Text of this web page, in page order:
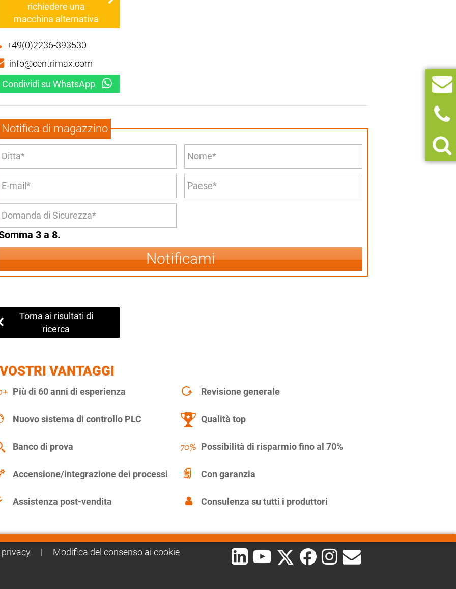
richiedere una
macchina alternativa
+49(0)2236-393530
info@centrimax.com
Condividi su WhatsApp
Notifica di magazzino
3 a 8.
Notificami
Torna ai risultati di
ricerca
VANTAGGI
Più di 60 anni di esperienza Revisione generale
Nuovo sistema di controllo PLC Qualità top
Banco di prova Possibilità di risparmio fino al 70%
Accensione/integrazione dei processi Con garanzia
Assistenza post-vendita Consulenza su tutti i produttori
| Modifica del consenso ai cookie